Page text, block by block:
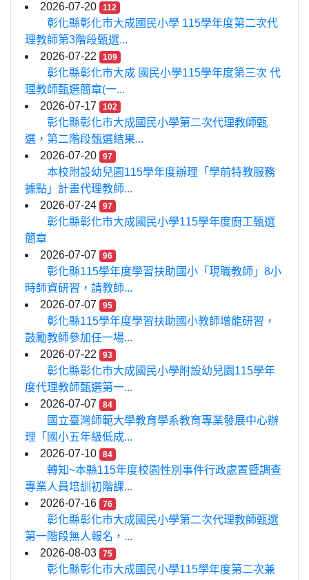
2026-07-20
112
彰化縣彰化市大成國民小學 115學年度第二次代
理教師第3階段甄選...
2026-07-22
109
彰化縣彰化市大成 國民小學115學年度第三次 代
理教師甄選簡章(一...
2026-07-17
102
彰化縣彰化市大成國民小學第二次代理教師甄
選，第二階段甄選結果...
2026-07-20
97
本校附設幼兒園115學年度辦理「學前特教服務
據點」計畫代理教師...
2026-07-24
97
彰化縣彰化市大成國民小學115學年度廚工甄選
簡章
2026-07-07
96
彰化縣115學年度學習扶助國小「現職教師」8小
時師資研習，請教師...
2026-07-07
95
彰化縣115學年度學習扶助國小教師增能研習，
鼓勵教師參加任一場...
2026-07-22
93
彰化縣彰化市大成國民小學附設幼兒園115學年
度代理教師甄選第一...
2026-07-07
84
國立臺灣師範大學教育學系教育專業發展中心辦
理「國小五年級低成...
2026-07-10
84
轉知~本縣115年度校園性別事件行政處置暨調查
專業人員培訓初階課...
2026-07-16
76
彰化縣彰化市大成國民小學第二次代理教師甄選
第一階段無人報名，...
2026-08-03
75
彰化縣彰化市大成國民小學115學年度第二次兼